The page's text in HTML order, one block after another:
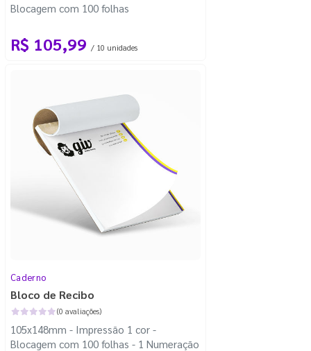
Blocagem com 100 folhas
R$ 105,99 / 10 unidades
Caderno
Bloco de Recibo
(0 avaliações)
105x148mm - Impressão 1 cor -
Blocagem com 100 folhas - 1 Numeração